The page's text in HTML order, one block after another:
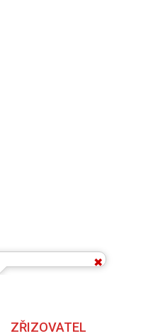
ZŘIZOVATEL